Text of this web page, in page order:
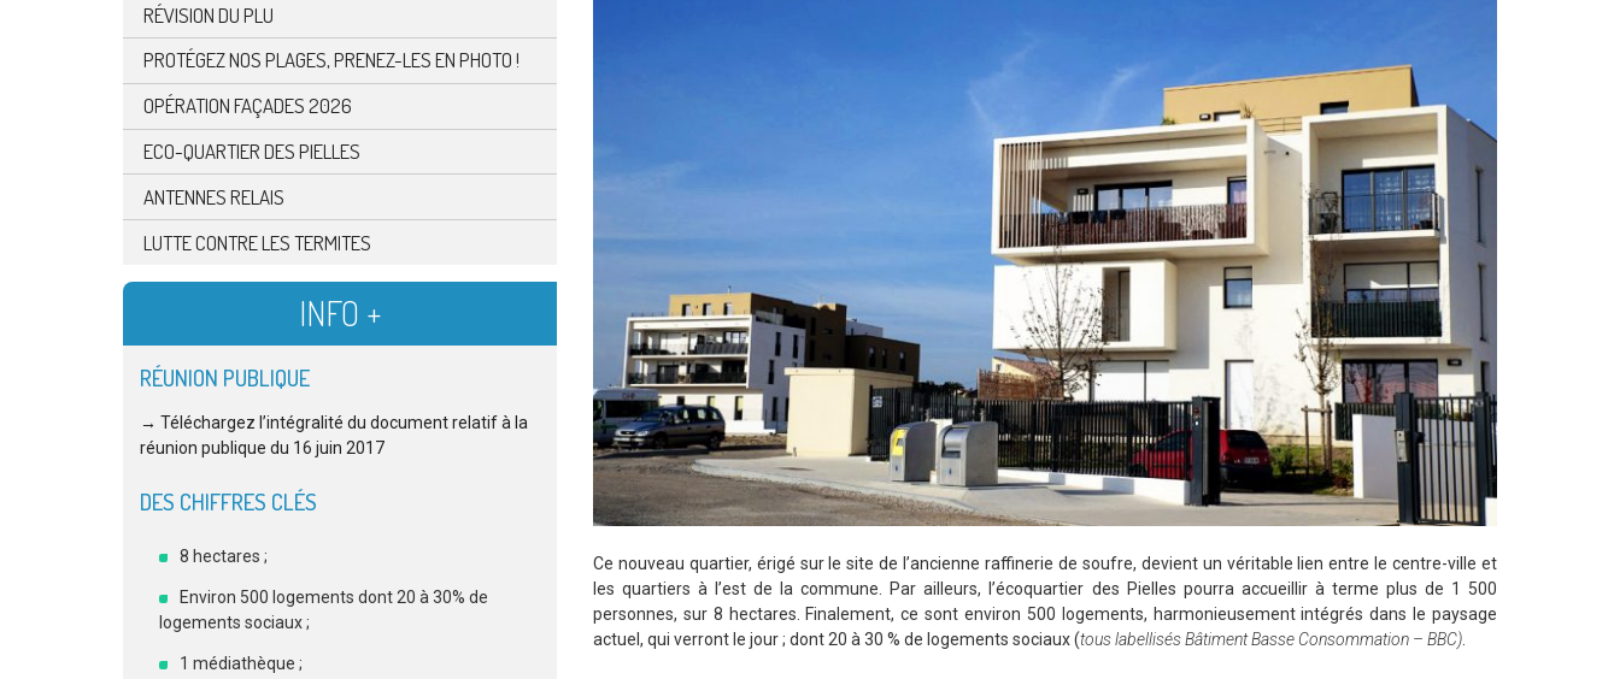
Ce nouveau quartier, érigé sur le site de l’ancienne raffinerie de soufre, devient un véritable lien entre le centre-ville et
les quartiers à l’est de la commune. Par ailleurs, l’écoquartier des Pielles pourra accueillir à terme plus de 1 500
personnes, sur 8 hectares. Finalement, ce sont environ 500 logements, harmonieusement intégrés dans le paysage
actuel, qui verront le jour ; dont 20 à 30 % de logements sociaux (tous labellisés Bâtiment Basse Consommation – BBC).
RÉVISION DU PLU
PROTÉGEZ NOS PLAGES, PRENEZ-LES EN PHOTO !
OPÉRATION FAÇADES 2026
ECO-QUARTIER DES PIELLES
ANTENNES RELAIS
LUTTE CONTRE LES TERMITES
INFO +
RÉUNION PUBLIQUE
→ Téléchargez l’intégralité du document relatif à la
réunion publique du 16 juin 2017
DES CHIFFRES CLÉS
8 hectares ;
Environ 500 logements dont 20 à 30% de
logements sociaux ;
1 médiathèque ;